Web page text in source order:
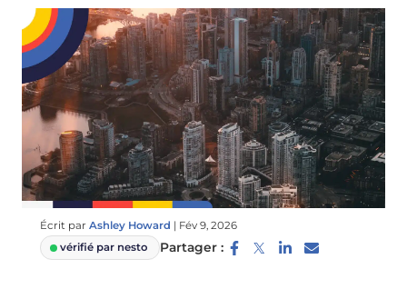
Écrit par Ashley Howard | Fév 9, 2026
vérifié par nesto
Partager :